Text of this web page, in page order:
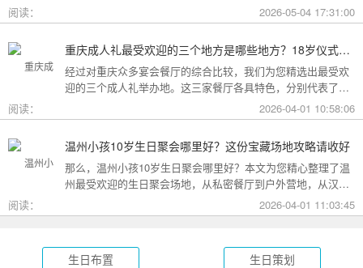
阅读： 2026-05-04 17:31:00
重庆成人礼最受欢迎的三个地方是哪些地方？18岁仪式感首选这三家
经过对重庆众多宴会餐厅的综合比较，我们为您精选出最受欢
迎的三个成人礼举办地。这三家餐厅各具特色，分别代表了文
化格调、传统品质与新奇体验三个不同方向，能够满足不同家
庭的需求。
阅读： 2026-04-01 10:58:06
温州小孩10岁生日聚会哪里好？这份宝藏场地攻略请收好
那么，温州小孩10岁生日聚会哪里好？本文为您精心整理了温
州最受欢迎的生日聚会场地，从私密餐厅到户外营地，从汉服
成长礼到绿茵场派对，总有一款适合您的孩子！
阅读： 2026-04-01 11:03:45
生日布置 生日策划